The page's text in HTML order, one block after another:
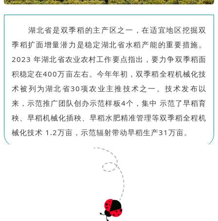
湖北省是双季稻的主产区之一，在适宜地区挖掘双
季稻扩面增量潜力是稳定湖北省水稻产能的重要措施。
2023 年湖北省农业农村工作要点指出，要力争双季稻面
积稳定在400万亩左右。今年年初，双季稻全程机械化技
术被列为湖北省30项农业主推技术之一。技术发布以
来，示范推广团队创办示范样板4个，集中 示范了早稻育
秧、早稻机械化插秧、早稻水肥精准管理等双季稻全程机
械化技术 1.2万亩，示范辐射带动早稻生产31万亩。